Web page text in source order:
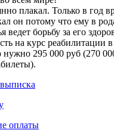
плакал. Только в год
он потому что ему в
ведет борьбу за его
на курс реабилитации
нужно 295 000 руб (270
оплаты